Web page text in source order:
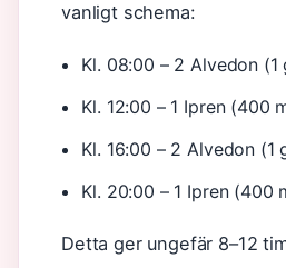
vanligt schema:
Kl. 08:00 – 2 Alvedon (1
Kl. 12:00 – 1 Ipren (400
Kl. 16:00 – 2 Alvedon (1
Kl. 20:00 – 1 Ipren (400
Detta ger ungefär 8–12